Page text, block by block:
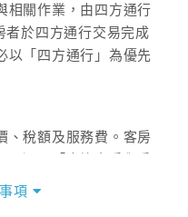
相關作業，由四方通行
者於四方通行交易完成
以「四方通行」為優先
、稅額及服務費。客房
項